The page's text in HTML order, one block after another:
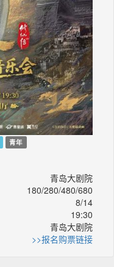
青年
青岛大剧院
180/280/480/680
8/14
19:30
青岛大剧院
>>报名购票链接